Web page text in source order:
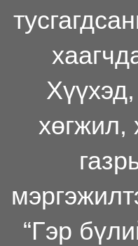
хөгжил,
“Гэр